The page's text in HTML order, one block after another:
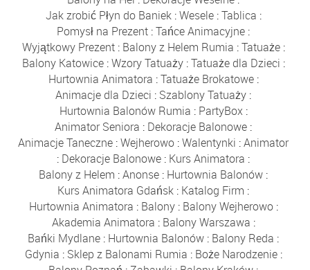
Jak zrobić Płyn do Baniek:Wesele:Tablica :
Pomysł na Prezent :Tańce Animacyjne :
Wyjątkowy Prezent: Balony z Helem Rumia :Tatuaże:
Balony Katowice:Wzory Tatuaży:Tatuaże dla Dzieci :
Hurtownia Animatora :Tatuaże Brokatowe:
Animacje dla Dzieci : Szablony Tatuaży :
Hurtownia Balonów Rumia : PartyBox:
Animator Seniora : Dekoracje Balonowe :
Animacje Taneczne :Wejherowo :Walentynki :Animator
: Dekoracje Balonowe : Kurs Animatora :
Balony z Helem :Anonse : Hurtownia Balonów :
Kurs Animatora Gdańsk : Katalog Firm :
Hurtownia Animatora : Balony: Balony Wejherowo:
Akademia Animatora : Balony Warszawa :
Bańki Mydlane : Hurtownia Balonów : Balony Reda :
Gdynia : Sklep z Balonami Rumia : Boże Narodzenie: